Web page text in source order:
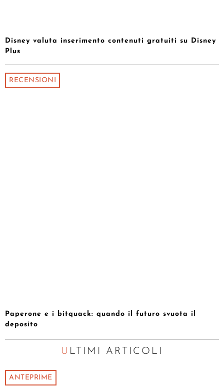
Disney valuta inserimento contenuti gratuiti su Disney
Plus
RECENSIONI
Paperone e i bitquack: quando il futuro svuota il
deposito
ULTIMI ARTICOLI
ANTEPRIME